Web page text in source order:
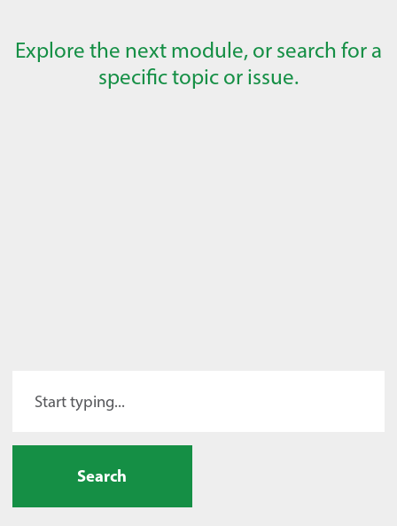
Explore the next module, or search for a
specific topic or issue.
Search